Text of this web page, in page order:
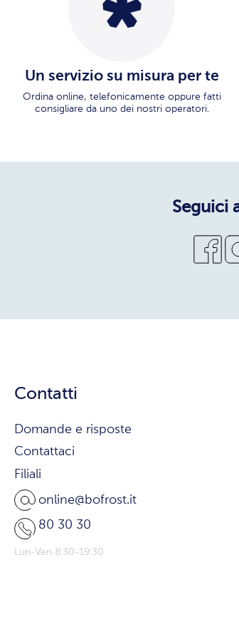
Un servizio su misura per te
Ordina online, telefonicamente oppure fatti
consigliare da uno dei nostri operatori.
Contatti
Domande e risposte
Contattaci
Filiali
online@bofrost.it
80 30 30
Lun-Ven 8:30-19:30
Seguici